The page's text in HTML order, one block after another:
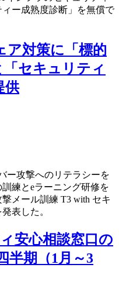
ー成熟度診断」を無償で
ア対策に「標的
セキュリティ
供
ー攻撃へのリテラシーを
練とeラーニング研修を
メール訓練 T3 with セキ
表した。
安心相談窓口の
半期（1月～3